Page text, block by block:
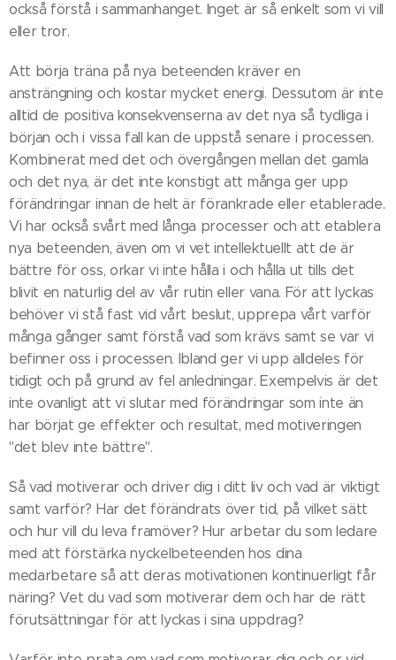
också förstå i sammanhanget. Inget är så enkelt som vi vill
eller tror.
Att börja träna på nya beteenden kräver en
ansträngning och kostar mycket energi. Dessutom är inte
alltid de positiva konsekvenserna av det nya så tydliga i
början och i vissa fall kan de uppstå senare i processen.
Kombinerat med det och övergången mellan det gamla
och det nya, är det inte konstigt att många ger upp
förändringar innan de helt är förankrade eller etablerade.
Vi har också svårt med långa processer och att etablera
nya beteenden, även om vi vet intellektuellt att de är
bättre för oss, orkar vi inte hålla i och hålla ut tills det
blivit en naturlig del av vår rutin eller vana. För att lyckas
behöver vi stå fast vid vårt beslut, upprepa vårt varför
många gånger samt förstå vad som krävs samt se var vi
befinner oss i processen. Ibland ger vi upp alldeles för
tidigt och på grund av fel anledningar. Exempelvis är det
inte ovanligt att vi slutar med förändringar som inte än
har börjat ge effekter och resultat, med motiveringen
"det blev inte bättre".
Så vad motiverar och driver dig i ditt liv och vad är viktigt
samt varför? Har det förändrats över tid, på vilket sätt
och hur vill du leva framöver? Hur arbetar du som ledare
med att förstärka nyckelbeteenden hos dina
medarbetare så att deras motivationen kontinuerligt får
näring? Vet du vad som motiverar dem och har de rätt
förutsättningar för att lyckas i sina uppdrag?